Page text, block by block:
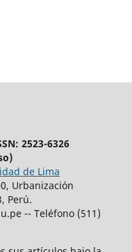
2523-6326
de Lima
Urbanización
Perú.
-- Teléfono (511)